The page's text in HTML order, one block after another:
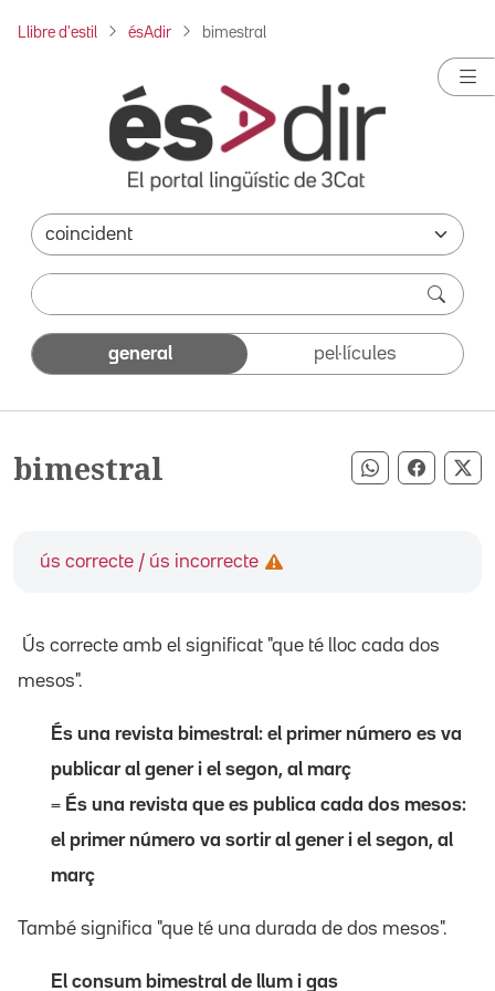
Llibre d'estil ésAdir bimestral
general pel·lícules
bimestral Compartir
ús correcte / ús incorrecte
Ús correcte amb el significat "que té lloc cada dos
mesos".
És una revista bimestral: el primer número es va
publicar al gener i el segon, al març
= És una revista que es publica cada dos mesos:
el primer número va sortir al gener i el segon, al
març
També significa "que té una durada de dos mesos".
El consum bimestral de llum i gas